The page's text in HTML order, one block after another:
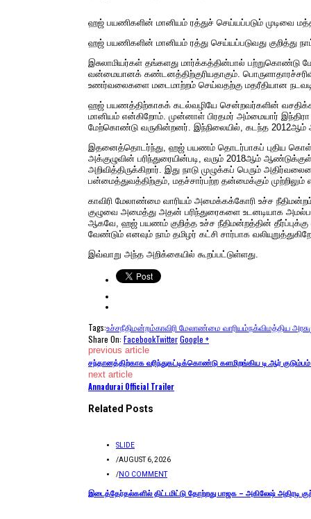
ஹஜ் பயணிகளின் மானியம் ரத்துச் செய்யப்படும் முடிவை
ஹஜ் பயணிகளின் மானியம் ரத்து செய்யப்படுவது குறித்து
இசுலாமியர்கள் தங்களது மார்க்கத்தின்பால் பற்றுகொண்டு
வன்மையானக் கண்டனத்திற்குரியதாகும்.
உணர்வலைகளை மடைமாற்றம் செய்வதற்கு மதரீதியான
ஹஜ் பயணத்திற்காகக் கடல்வழியே சென்றவர்களின்
மானியம் என்கிறோம். முன்னாள் பிரதமர் அம்மையார்
மேற்கொண்டு வருகின்றனர். இந்நிலையில், கடந்த 2012ஆம்
இதனைத்தொடர்ந்து, ஹஜ் பயணம் தொடர்பாகப் புதிய
அக்குழுவின் பரிந்துரையின்படி, வரும் 2018ஆம்
அறிவித்திருக்கிறார். இது நாடு முழுக்கப் பெரும்
பன்மைத்துவத்திற்கும், மதச்சார்பற்ற தன்மைக்கும் முற்றிலும்
காவிரி மேலாண்மை வாரியம் அமைக்கக்கோரி உச்ச
குழுவை அமைத்து அதன் பரிந்துரைகளை உடனடியாக
ஆகவே, ஹஜ் பயணம் குறித்த உச்ச நீதிமன்றத்தின்
வேண்டும் எனவும் நாம் தமிழர் கட்சி சார்பாக
இவ்வாறு அந்த அறிக்கையில் கூறப்பட்டுள்ளது.
Tags:உச்சநீதிமன்றம்காவிரி மேலாண்மை வாரியம்நக்விமத்திய அரசு
Share On: FacebookTwitterGoogle +
previous article
சந்தானத்திற்காக வரிந்துகட்டிக்கொண்டு களமிறங்கிய டி.ஆர்
next article
Annadurai Official Trailer
Related Posts
SLIDE
/AUGUST 6, 2026
/NO COMMENT
இடைத்தேர்தல்களில் திட்டமிட்டு தோற்றது பாஜக – அகிலேஷ் அதிரடி